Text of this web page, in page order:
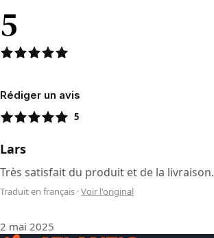
5
Rédiger un avis
5
Lars
Très satisfait du produit et de la livraison.
Traduit en français ·Voir l'original
2 mai 2025